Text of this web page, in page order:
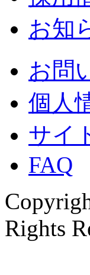
お知
お問
個人
サイ
FAQ
Rights